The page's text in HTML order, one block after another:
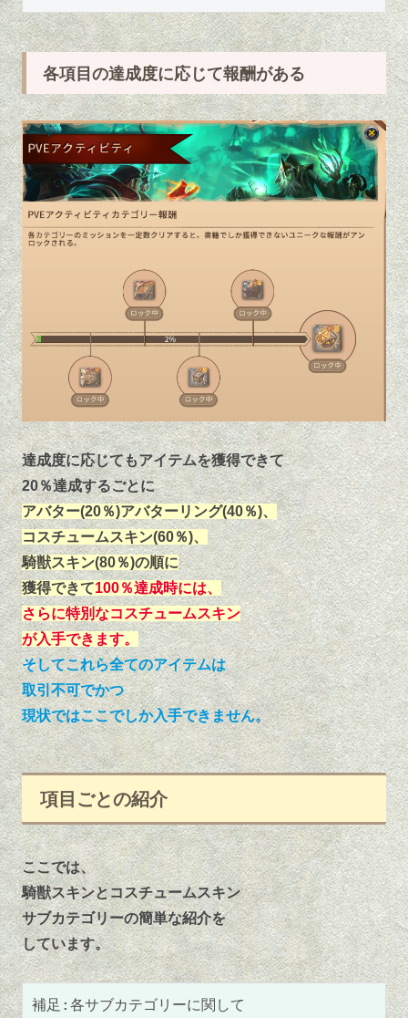
各項目の達成度に応じて報酬がある
達成度に応じてもアイテムを獲得できて
20％達成するごとに
アバター(20％)アバターリング(40％)、
コスチュームスキン(60％)、
騎獣スキン(80％)の順に
獲得できて100％達成時には、
さらに特別なコスチュームスキン
が入手できます。
そしてこれら全てのアイテムは
取引不可でかつ
現状ではここでしか入手できません。
項目ごとの紹介
ここでは、
騎獣スキンとコスチュームスキン
サブカテゴリーの簡単な紹介を
しています。
補足:各サブカテゴリーに関して